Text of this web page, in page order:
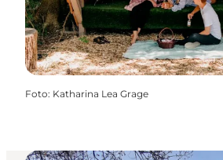
Foto: Katharina Lea Grage